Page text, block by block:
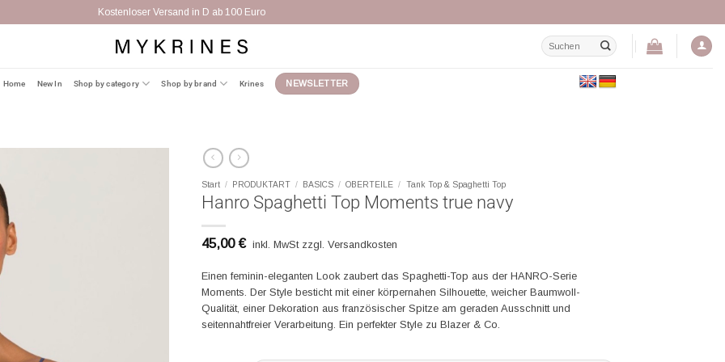
Kostenloser Versand in D ab 100 Euro
Suchen
nach:
Home New In Shop by category Shop by brand Krines NEWSLETTER
Start / PRODUKTART / BASICS / OBERTEILE / Tank Top & Spaghetti Top
Hanro Spaghetti Top Moments true navy
45,00€ inkl. MwSt zzgl. Versandkosten
Einen feminin-eleganten Look zaubert das Spaghetti-Top aus der HANRO-Serie
Moments. Der Style besticht mit einer körpernahen Silhouette, weicher Baumwoll-
Qualität, einer Dekoration aus französischer Spitze am geraden Ausschnitt und
seitennahtfreier Verarbeitung. Ein perfekter Style zu Blazer & Co.